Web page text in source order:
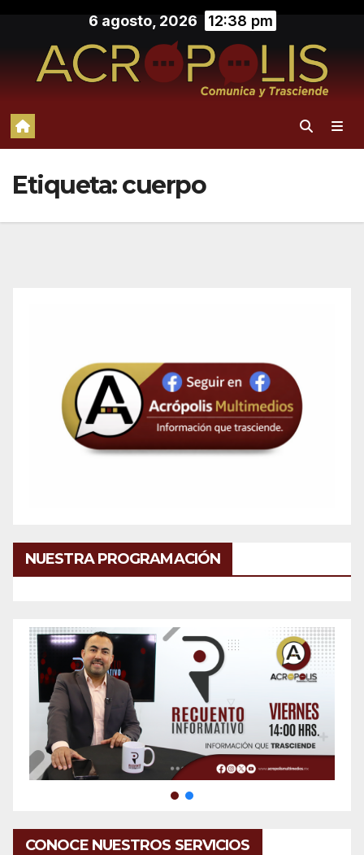
contenido
6 agosto, 2026 12:38 pm
Etiqueta:cuerpo
NUESTRA PROGRAMACIÓN
CONOCE NUESTROS SERVICIOS